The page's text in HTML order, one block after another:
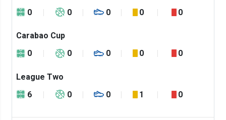
0
0 0 0 0
Carabao Cup
0
0 0 0 0
League Two
6
0 0 1 0